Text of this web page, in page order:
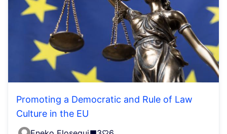
Promoting a Democratic and Rule of Law
Culture in the EU